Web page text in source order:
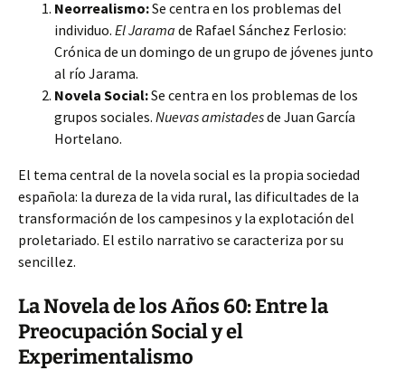
Neorrealismo:Se centra en los problemas del
individuo. El Jarama de Rafael Sánchez Ferlosio:
Crónica de un domingo de un grupo de jóvenes junto
al río Jarama.
Novela Social:Se centra en los problemas de los
grupos sociales. Nuevas amistadesde Juan García
Hortelano.
El tema central de la novela social es la propia sociedad
española: la dureza de la vida rural, las dificultades de la
transformación de los campesinos y la explotación del
proletariado. El estilo narrativo se caracteriza por su
sencillez.
La Novela de los Años 60: Entre la
Preocupación Social y el
Experimentalismo